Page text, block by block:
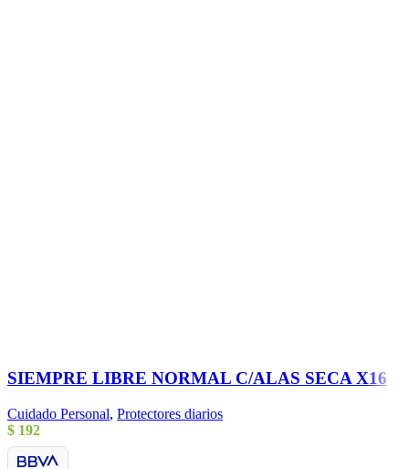
SIEMPRE LIBRE NORMAL C/ALAS SECA X16
Cuidado Personal, Protectores diarios
$ 192